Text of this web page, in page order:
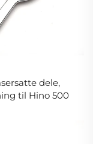
dele,
til Hino 500